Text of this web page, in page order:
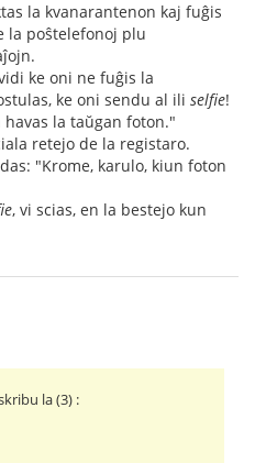
la kvanarantenon kaj fuĝis
la poŝtelefonoj plu
ke oni ne fuĝis la
ke oni sendu al ili selfie!
la taŭgan foton."
retejo de la registaro.
"Krome, karulo, kiun foton
, vi scias, en la bestejo kun
la (3) :